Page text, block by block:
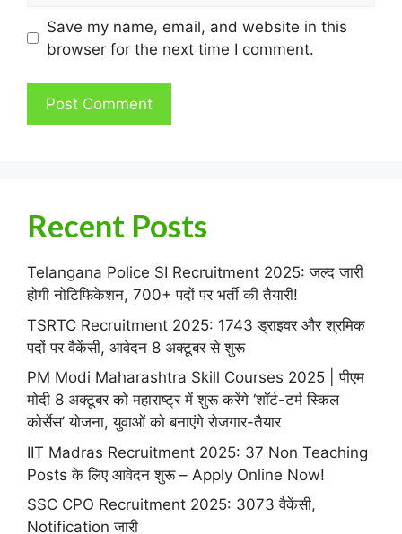
Save my name, email, and website in this
browser for the next time I comment.
Recent Posts
Telangana Police SI Recruitment 2025: जल्द जारी
होगी नोटिफिकेशन, 700+ पदों पर भर्ती की तैयारी!
TSRTC Recruitment 2025: 1743 ड्राइवर और श्रमिक
पदों पर वैकेंसी, आवेदन 8 अक्टूबर से शुरू
PM Modi Maharashtra Skill Courses 2025 | पीएम
मोदी 8 अक्टूबर को महाराष्ट्र में शुरू करेंगे ‘शॉर्ट-टर्म स्किल
कोर्सेस’ योजना, युवाओं को बनाएंगे रोजगार-तैयार
IIT Madras Recruitment 2025: 37 Non Teaching
Posts के लिए आवेदन शुरू – Apply Online Now!
SSC CPO Recruitment 2025: 3073 वैकेंसी,
Notification जारी